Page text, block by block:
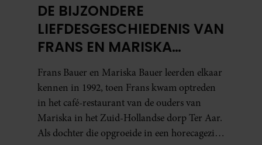
DE BIJZONDERE
LIEFDESGESCHIEDENIS VAN
FRANS EN MARISKA
BAUER: OOK IN BED
ELKAARS EERSTE
Frans Bauer en Mariska Bauer leerden elkaar
kennen in 1992, toen Frans kwam optreden
in het café-restaurant van de ouders van
Mariska in het Zuid-Hollandse dorp Ter Aar.
Als dochter die opgroeide in een horecagezin